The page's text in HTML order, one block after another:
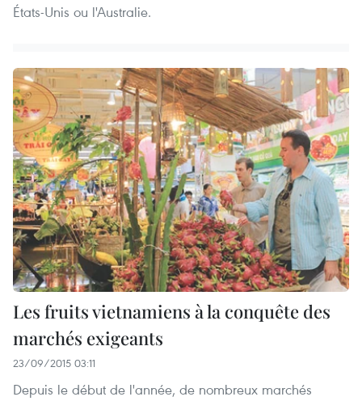
États-Unis ou l'Australie.
Les fruits vietnamiens à la conquête des
marchés exigeants
23/09/2015 03:11
Depuis le début de l'année, de nombreux marchés